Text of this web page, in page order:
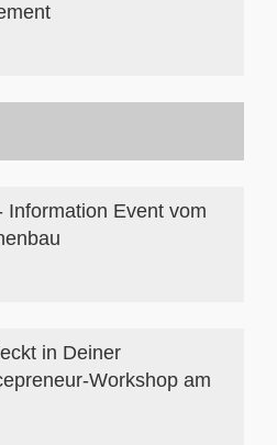
Information Event vom
in Deiner
Workshop am